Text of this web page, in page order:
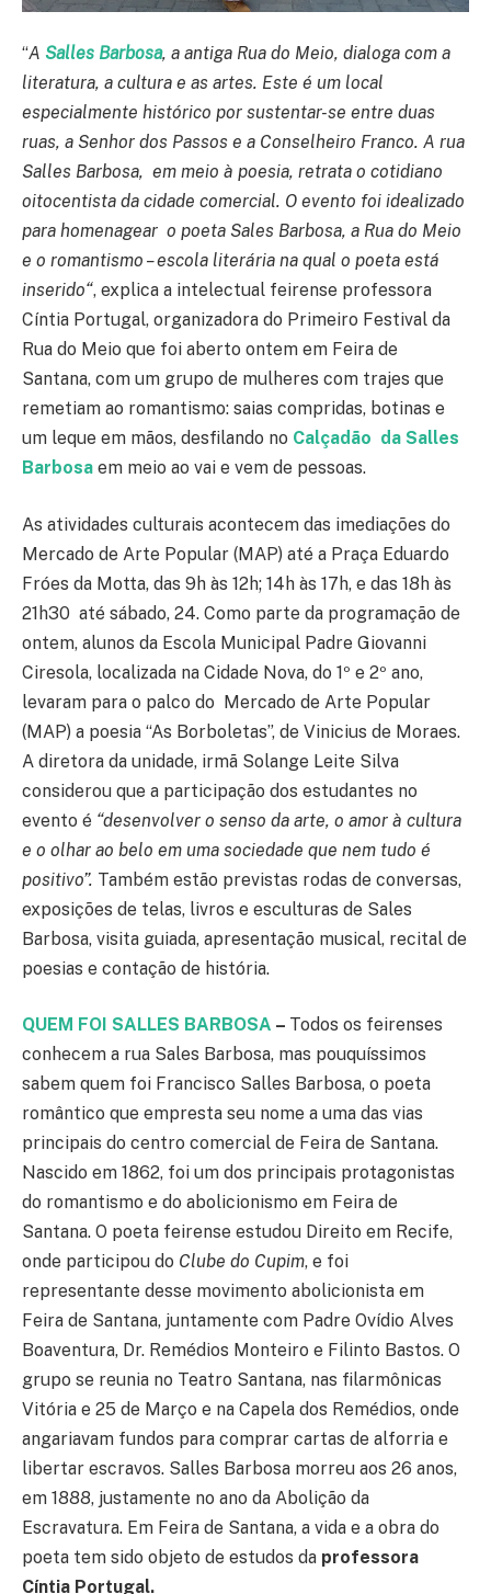
“A Salles Barbosa, a antiga Rua do Meio, dialoga com a
literatura, a cultura e as artes. Este é um local
especialmente histórico por sustentar-se entre duas
ruas, a Senhor dos Passos e a Conselheiro Franco. A rua
Salles Barbosa, em meio à poesia, retrata o cotidiano
oitocentista da cidade comercial. O evento foi idealizado
para homenagear o poeta Sales Barbosa, a Rua do Meio
e o romantismo – escola literária na qual o poeta está
inserido“, explica a intelectual feirense professora
Cíntia Portugal, organizadora do Primeiro Festival da
Rua do Meio que foi aberto ontem em Feira de
Santana, com um grupo de mulheres com trajes que
remetiam ao romantismo: saias compridas, botinas e
um leque em mãos, desfilando no Calçadão da Salles
Barbosa em meio ao vai e vem de pessoas.
As atividades culturais acontecem das imediações do
Mercado de Arte Popular (MAP) até a Praça Eduardo
Fróes da Motta, das 9h às 12h; 14h às 17h, e das 18h às
21h30 até sábado, 24. Como parte da programação de
ontem, alunos da Escola Municipal Padre Giovanni
Ciresola, localizada na Cidade Nova, do 1º e 2º ano,
levaram para o palco do Mercado de Arte Popular
(MAP) a poesia “As Borboletas”, de Vinicius de Moraes.
A diretora da unidade, irmã Solange Leite Silva
considerou que a participação dos estudantes no
evento é “desenvolver o senso da arte, o amor à cultura
e o olhar ao belo em uma sociedade que nem tudo é
positivo”. Também estão previstas rodas de conversas,
exposições de telas, livros e esculturas de Sales
Barbosa, visita guiada, apresentação musical, recital de
poesias e contação de história.
QUEM FOI SALLES BARBOSA – Todos os feirenses
conhecem a rua Sales Barbosa, mas pouquíssimos
sabem quem foi Francisco Salles Barbosa, o poeta
romântico que empresta seu nome a uma das vias
principais do centro comercial de Feira de Santana.
Nascido em 1862, foi um dos principais protagonistas
do romantismo e do abolicionismo em Feira de
Santana. O poeta feirense estudou Direito em Recife,
onde participou do Clube do Cupim, e foi
representante desse movimento abolicionista em
Feira de Santana, juntamente com Padre Ovídio Alves
Boaventura, Dr. Remédios Monteiro e Filinto Bastos. O
grupo se reunia no Teatro Santana, nas filarmônicas
Vitória e 25 de Março e na Capela dos Remédios, onde
angariavam fundos para comprar cartas de alforria e
libertar escravos. Salles Barbosa morreu aos 26 anos,
em 1888, justamente no ano da Abolição da
Escravatura. Em Feira de Santana, a vida e a obra do
poeta tem sido objeto de estudos da professora
Cíntia Portugal.